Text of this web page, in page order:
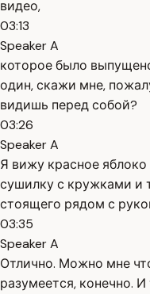
видео,
03:13
Speaker A
которое было
один, скажи мне,
видишь перед собой?
03:26
Speaker A
Я вижу красное яблоко
сушилку с кружками и
стоящего рядом с
03:35
Speaker A
Отлично. Можно мне
разумеется, конечно. И